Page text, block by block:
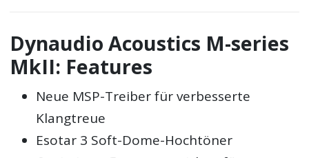
Dynaudio Acoustics M-series
MkII: Features
Neue MSP-Treiber für verbesserte
Klangtreue
Esotar 3 Soft-Dome-Hochtöner